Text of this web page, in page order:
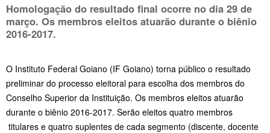
Homologação do resultado final ocorre no dia 29 de
março. Os membros eleitos atuarão durante o biênio
2016-2017.
O Instituto Federal Goiano (IF Goiano) torna público o resultado
preliminar do processo eleitoral para escolha dos membros do
Conselho Superior da Instituição. Os membros eleitos atuarão
durante o biênio 2016-2017. Serão eleitos quatro membros
titulares e quatro suplentes de cada segmento (discente, docente